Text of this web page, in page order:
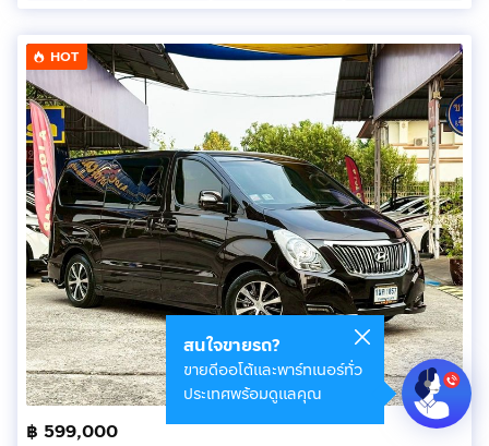
HOT
฿ 599,000
สนใจขายรถ?
ขายดีออโต้และพาร์ทเนอร์ทั่ว
ประเทศพร้อมดูแลคุณ